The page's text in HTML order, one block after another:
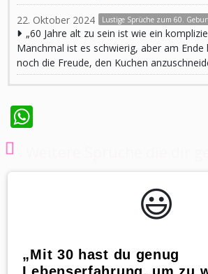
22. Oktober 2024 Lustige Sprüche zum 60.
„60 Jahre alt zu sein ist wie ein
Manchmal ist es schwierig, aber am
noch die Freude, den Kuchen
😃️
„Mit 30 hast du genug